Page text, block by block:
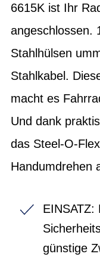
6615K ist Ihr
angeschlossen.
Stahlhülsen
Stahlkabel.
macht es
Und dank
das Steel-O-
Handumdrehen
EINSATZ:
günstige